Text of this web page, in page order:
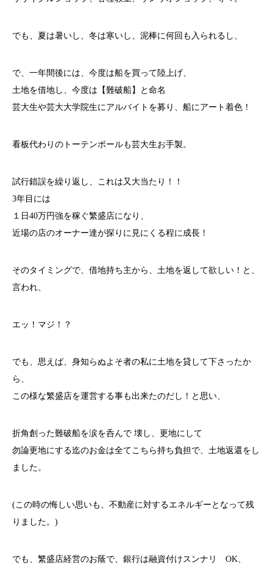
でも、夏は暑いし、冬は寒いし、泥棒に何回も入られるし、
で、一年間後には、今度は船を買って陸上げ、
土地を借地し、今度は【難破船】と命名
芸大生や芸大大学院生にアルバイトを募り、船にアート着色！
看板代わりのトーテンポールも芸大生お手製。
試行錯誤を繰り返し、これは又大当たり！！
3年目には
１日40万円強を稼ぐ繁盛店になり、
近場の店のオーナー達が探りに見にくる程に成長！
そのタイミングで、借地持ち主から、土地を返して欲しい！と、
言われ、
エッ！マジ！？
でも、思えば、身知らぬよそ者の私に土地を貸して下さったか
ら、
この様な繁盛店を運営する事も出来たのだし！と思い、
折角創った難破船を涙を呑んで 壊し、更地にして
勿論更地にする迄のお金は全てこちら持ち負担で、土地返還をし
ました。
(この時の悔しい思いも、不動産に対するエネルギーとなって残
りました。)
でも、繁盛店経営のお蔭で、銀行は融資付けスンナリ OK、